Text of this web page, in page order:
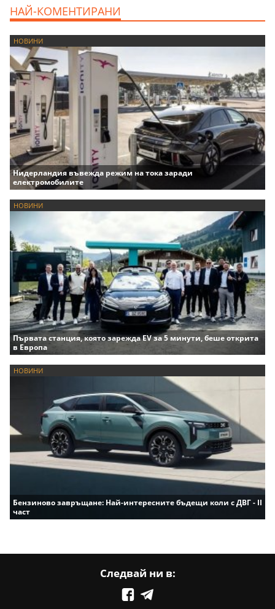
НАЙ-КОМЕНТИРАНИ
НОВИНИ
Нидерландия въвежда режим на тока заради
електромобилите
НОВИНИ
Първата станция, която зарежда EV за 5 минути, беше открита
в Европа
НОВИНИ
Бензиново завръщане: Най-интересните бъдещи коли с ДВГ - II
част
Следвай ни в: